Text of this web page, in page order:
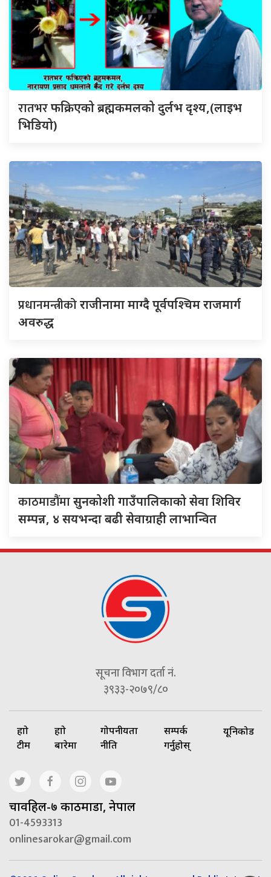
रातभरफक्रिएको ब्रह्मकमलको दुर्लभ दृश्य,(लाइभ
भिडियो)
प्रधानमन्त्रीकोराजीनामा माग्दै पूर्वपश्चिम राजमार्ग
अवरुद्ध
काठमाडौंमासुनकोशी गाउँपालिकाको सेवा शिविर
सम्पन्न, ४ सयभन्दा बढी सेवाग्राही लाभान्वित
सूचना विभाग दर्ता नं.
३९३३-२०७९/८०
हाम्रो
टीम
हाम्रो
बारेमा
गोपनीयता
नीति
सम्पर्क
गर्नुहोस्
यूनिकोड
चावहिल-७ काठमाडौं, नेपाल
01-4593313
onlinesarokar@gmail.com